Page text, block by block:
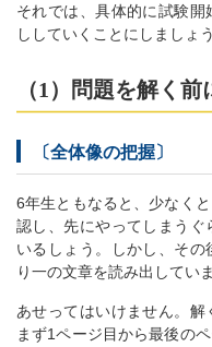
それでは、具体的に試験
ししていくことにしましょう
（1）問題を解く前
〔全体像の把握〕
6年生ともなると、少なく
認し、先にやってしまう
いるしょう。しかし、そ
り一の文章を読み出してい
あせってはいけません。解
まず1ページ目から最後の